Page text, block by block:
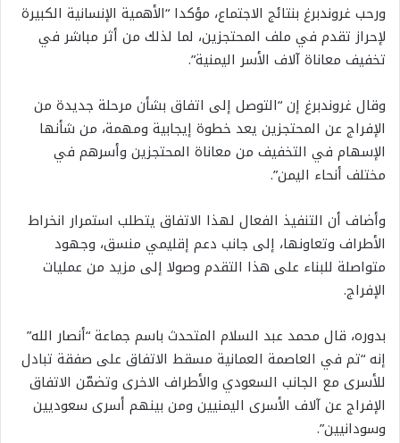
ورحب غروندبرغ بنتائج الاجتماع، مؤكدا “الأهمية الإنسانية الكبيرة
لإحراز تقدم في ملف المحتجزين، لما لذلك من أثر مباشر في
تخفيف معاناة آلاف الأسر اليمنية”.
وقال غروندبرغ إن “التوصل إلى اتفاق بشأن مرحلة جديدة من
الإفراج عن المحتجزين يعد خطوة إيجابية ومهمة، من شأنها
الإسهام في التخفيف من معاناة المحتجزين وأسرهم في
مختلف أنحاء اليمن”.
وأضاف أن التنفيذ الفعال لهذا الاتفاق يتطلب استمرار انخراط
الأطراف وتعاونها، إلى جانب دعم إقليمي منسق، وجهود
متواصلة للبناء على هذا التقدم وصولا إلى مزيد من عمليات
الإفراج.
بدوره، قال محمد عبد السلام المتحدث باسم جماعة “أنصار الله”
إنه “تم في العاصمة العمانية مسقط الاتفاق على صفقة تبادل
للأسرى مع الجانب السعودي والأطراف الاخرى وتضمّن الاتفاق
الإفراج عن آلاف الأسرى اليمنيين ومن بينهم أسرى سعوديين
وسودانيين”.